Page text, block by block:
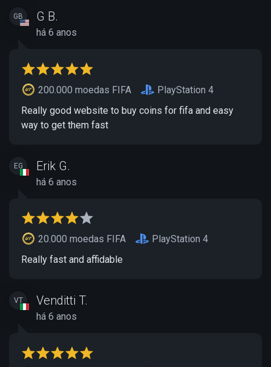
GB G B.
há 6 anos
200.000 moedas FIFA
PlayStation 4
Really good website to buy coins for fifa and easy
way to get them fast
EG Erik G.
há 6 anos
20.000 moedas FIFA
PlayStation 4
Really fast and affidable
VT Venditti T.
há 6 anos